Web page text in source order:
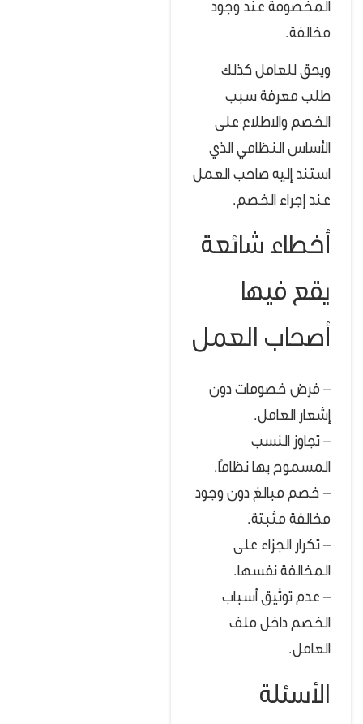
المخصومة عند وجود
مخالفة.
ويحق للعامل كذلك
طلب معرفة سبب
الخصم والاطلاع على
الأساس النظامي الذي
استند إليه صاحب العمل
عند إجراء الخصم.
أخطاء شائعة
يقع فيها
أصحاب العمل
– فرض خصومات دون
إشعار العامل.
– تجاوز النسب
المسموح بها نظامًا.
– خصم مبالغ دون وجود
مخالفة مثبتة.
– تكرار الجزاء على
المخالفة نفسها.
– عدم توثيق أسباب
الخصم داخل ملف
العامل.
الأسئلة